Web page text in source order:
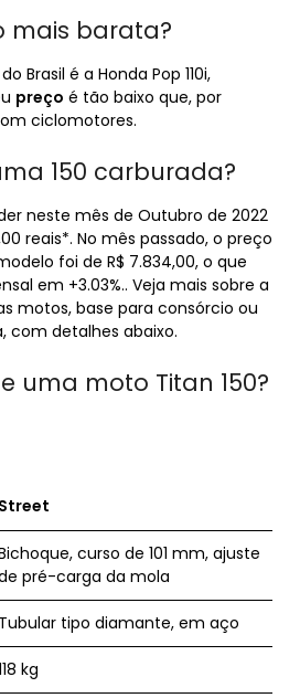
mais barata?
do Brasil é a Honda Pop 110i,
preço é tão baixo que, por
ciclomotores.
150 carburada?
neste mês de Outubro de 2022
reais*. No mês passado, o preço
foi de R$ 7.834,00, o que
em +3.03%.. Veja mais sobre a
motos, base para consórcio ou
com detalhes abaixo.
uma moto Titan 150?
Street
curso de 101 mm, ajuste
pré-carga da mola
Tubular tipo diamante, em aço
kg